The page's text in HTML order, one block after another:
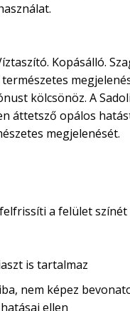
Kopásálló.
kölcsönöz. A
áttetsző opálos
megjelenését.
a felület színét
is tartalmaz
nem képez
ellen